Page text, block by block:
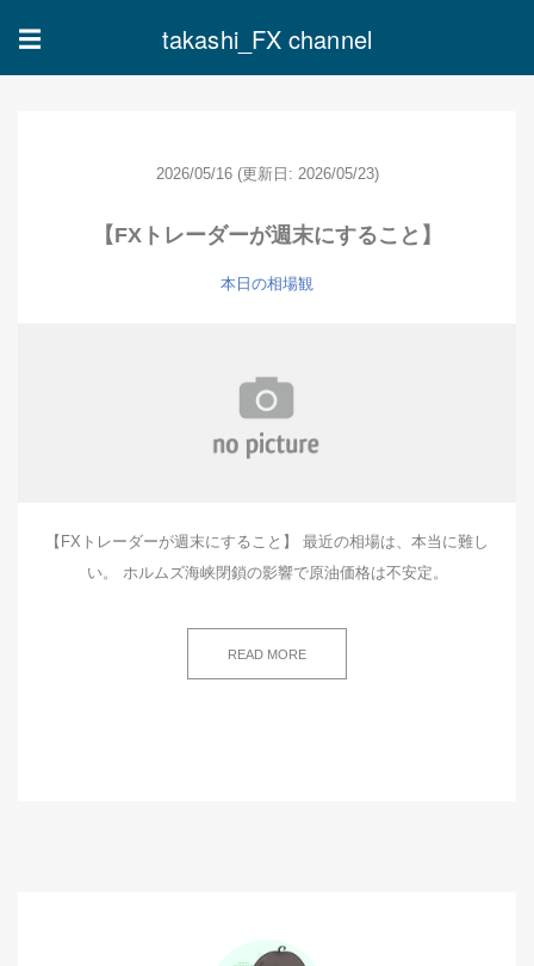
☰ takashi_FX channel
2026/05/16 (更新日: 2026/05/23)
【FXトレーダーが週末にすること】
本日の相場観
【FXトレーダーが週末にすること】 最近の相場は、本当に難し
い。 ホルムズ海峡閉鎖の影響で原油価格は不安定。
READ MORE